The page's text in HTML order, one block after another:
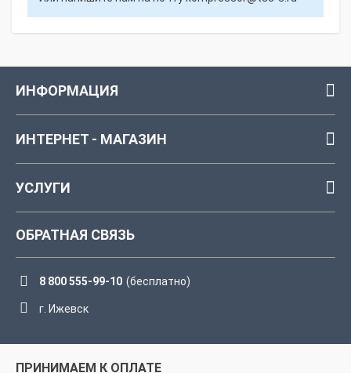
ИНФОРМАЦИЯ
ИНТЕРНЕТ - МАГАЗИН
УСЛУГИ
ОБРАТНАЯ СВЯЗЬ
8 800 555-99-10 (бесплатно)
г. Ижевск
ПРИНИМАЕМ К ОПЛАТЕ